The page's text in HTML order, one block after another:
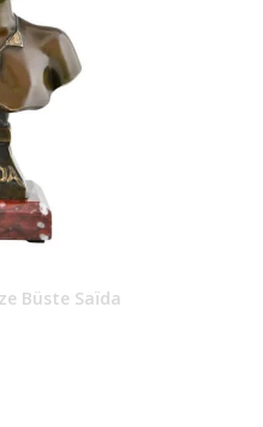
Büste Saïda